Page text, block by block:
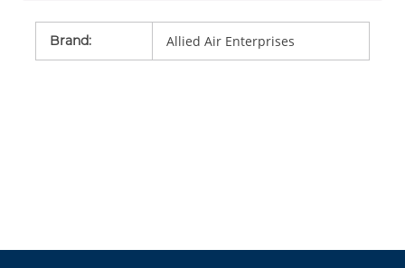
Brand: Allied Air Enterprises